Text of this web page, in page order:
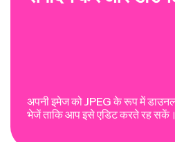
अपनी इमेज को JPEG के रूप में
भेजें ताकि आप इसे एडिट करते रह सकें।